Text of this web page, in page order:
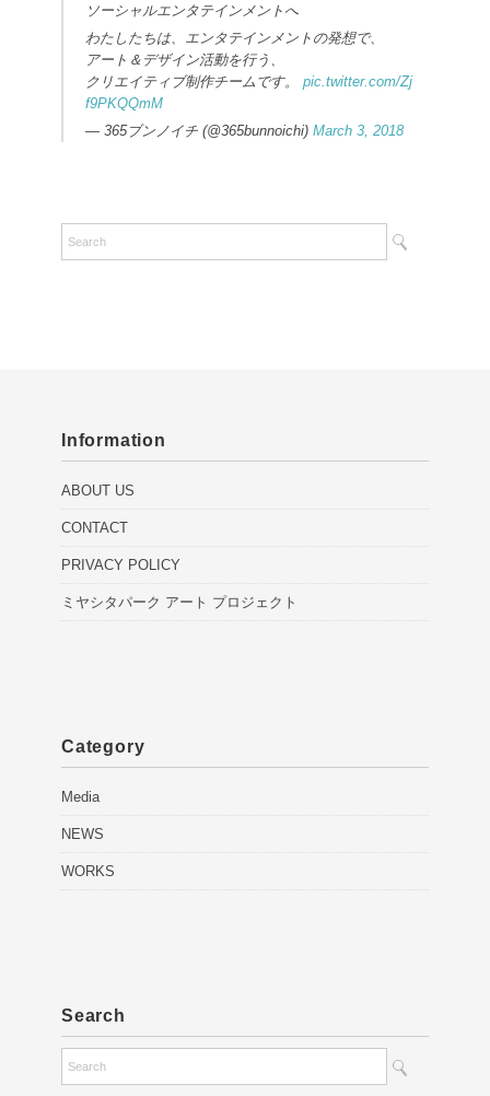
ソーシャルエンタテインメントへ
わたしたちは、エンタテインメントの発想で、
アート＆デザイン活動を行う、
クリエイティブ制作チームです。 pic.twitter.com/Zj
f9PKQQmM
— 365ブンノイチ (@365bunnoichi) March 3, 2018
Information
ABOUT US
CONTACT
PRIVACY POLICY
ミヤシタパーク アート プロジェクト
Category
Media
NEWS
WORKS
Search